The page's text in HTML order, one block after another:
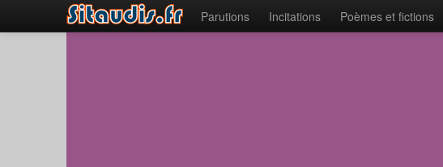
Parutions Incitations Poèmes et fictions